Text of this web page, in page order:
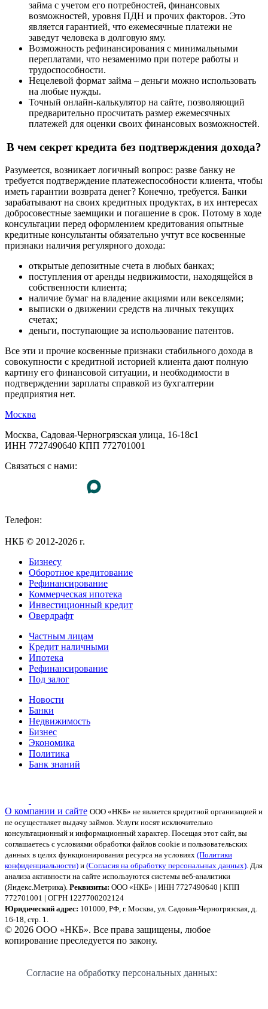
займа с учетом его потребностей, финансовых
возможностей, уровня ПДН и прочих факторов. Это
является гарантией, что ежемесячные платежи не
заведут человека в долговую яму.
Возможность рефинансирования с минимальными
переплатами, что незаменимо при потере работы и
трудоспособности.
Нецелевой формат займа – деньги можно использовать
на любые нужды.
Точный онлайн-калькулятор на сайте, позволяющий
предварительно просчитать размер ежемесячных
платежей для оценки своих финансовых возможностей.
В чем секрет кредита без подтверждения дохода?
Разумеется, возникает логичный вопрос: разве банку не
требуется подтверждение платежеспособности клиента, чтобы
иметь гарантии возврата денег? Конечно, требуется. Банки
зарабатывают на своих кредитных продуктах, в их интересах
добросовестные заемщики и погашение в срок. Потому в ходе
консультации перед оформлением кредитования опытные
кредитные консультанты обязательно учтут все косвенные
признаки наличия регулярного дохода:
открытые депозитные счета в любых банках;
поступления от аренды недвижимости, находящейся в
собственности клиента;
наличие бумаг на владение акциями или векселями;
выписки о движении средств на личных текущих
счетах;
деньги, поступающие за использование патентов.
Все эти и прочие косвенные признаки стабильного дохода в
совокупности с кредитной историей клиента дают полную
картину его финансовой ситуации, и необходимости в
подтверждении зарплаты справкой из бухгалтерии
предприятия нет.
Москва
Москва, Садовая-Черногрязская улица, 16-18с1
ИНН 7727490640 КПП 772701001
Связаться с нами:
Телефон:
НКБ © 2012-2026 г.
Бизнесу
Оборотное кредитование
Рефинансирование
Коммерческая ипотека
Инвестиционный кредит
Овердрафт
Частным лицам
Кредит наличными
Ипотека
Рефинансирование
Под залог
Новости
Банки
Недвижимость
Бизнес
Экономика
Политика
Банк знаний
О компании и сайте ООО «НКБ» не является кредитной организацией и
не осуществляет выдачу займов. Услуги носят исключительно
консультационный и информационный характер. Посещая этот сайт, вы
соглашаетесь с условиями обработки файлов cookie и пользовательских
данных в целях функционирования ресурса на условиях (Политики
конфиденциальности) и (Согласия на обработку персональных данных). Для
анализа активности на сайте используются системы веб-аналитики
(Яндекс.Метрика). Реквизиты: ООО «НКБ» | ИНН 7727490640 | КПП
772701001 | ОГРН 1227700202124
Юридический адрес: 101000, РФ, г. Москва, ул. Садовая-Черногрязская, д.
16-18, стр. 1.
© 2026 ООО «НКБ». Все права защищены, любое
копирование преследуется по закону.
Согласие на обработку персональных данных: